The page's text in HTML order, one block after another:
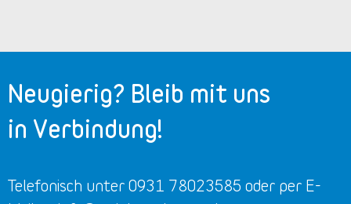
Neugierig? Bleib mit uns
in Verbindung!
Telefonisch unter 0931 78023585 oder per E-